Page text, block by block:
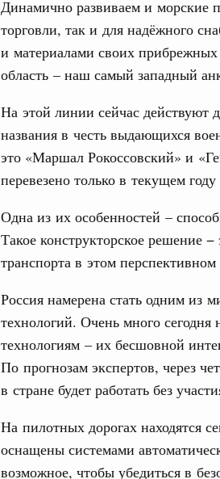
Динамично развиваем и морские
торговли, так и для надёжного
и материалами своих
область – наш самый западный
На этой линии сейчас действуют
названия в честь выдающихся
это «Маршал Рокоссовский» и
перевезено только в текущем
Одна из их особенностей –
Такое конструкторское решение
транспорта в этом
Россия намерена стать одним из
технологий. Очень много
технологиям – их бесшовной
По прогнозам экспертов, через
в стране будет работать без
На пилотных дорогах находятся
оснащены системами
возможное, чтобы убедиться в